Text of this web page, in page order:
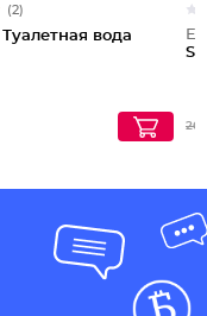
(2)
Туалетная вода